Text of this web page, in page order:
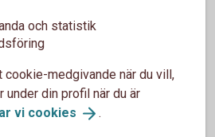
- merinformation
och statistik
cookie-medgivande när du vill,
din profil när du är
vi cookies .